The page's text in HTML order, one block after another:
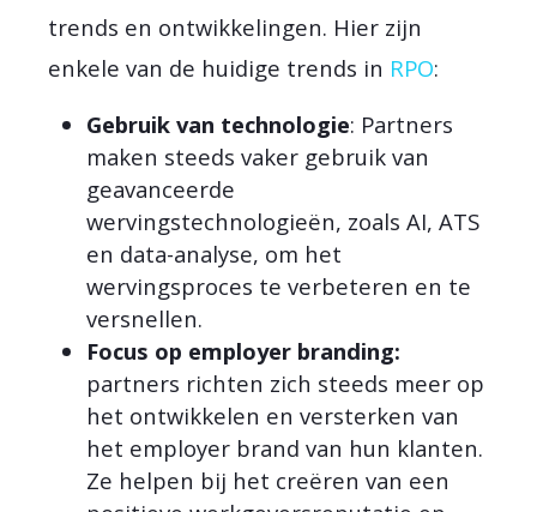
trends en ontwikkelingen. Hier zijn
enkele van de huidige trends in RPO:
Gebruik van technologie: Partners
maken steeds vaker gebruik van
geavanceerde
wervingstechnologieën, zoals AI, ATS
en data-analyse, om het
wervingsproces te verbeteren en te
versnellen.
Focus op employer branding:
partners richten zich steeds meer op
het ontwikkelen en versterken van
het employer brand van hun klanten.
Ze helpen bij het creëren van een